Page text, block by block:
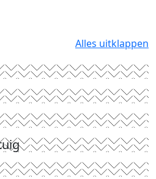
Alles uitklappen